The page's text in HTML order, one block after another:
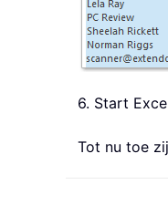
6. Start
Tot nu toe